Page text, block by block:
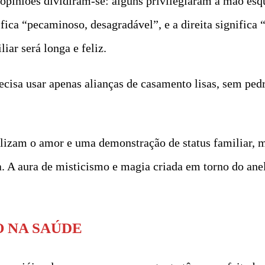
“pecaminoso, desagradável”, e a direita significa
será longa e feliz.
usar apenas alianças de casamento lisas, sem
o amor e uma demonstração de status familiar,
A aura de misticismo e magia criada em torno do
NA SAÚDE